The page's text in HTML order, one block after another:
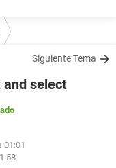
Siguiente Tema
and select
01:01